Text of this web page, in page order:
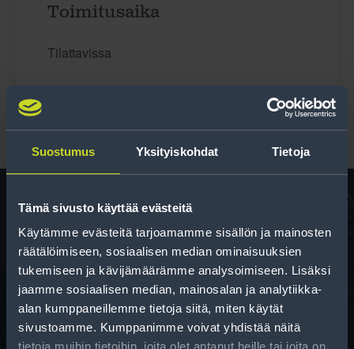
Suostumus Yksityiskohdat Tietoja
Tämä sivusto käyttää evästeitä
Käytämme evästeitä tarjoamamme sisällön ja mainosten
räätälöimiseen, sosiaalisen median ominaisuuksien
tukemiseen ja kävijämäärämme analysoimiseen. Lisäksi
jaamme sosiaalisen median, mainosalan ja analytiikka-
alan kumppaneillemme tietoja siitä, miten käytät
sivustoamme. Kumppanimme voivat yhdistää näitä
tietoja muihin tietoihin, joita olet antanut heille tai joita on
Toimitusaika
Tilattavissa
Rengas­laskuri
Auttaa sinua valitsemaan oikean kokoisen renkaan,
kun vaihdat rengaskokoa.